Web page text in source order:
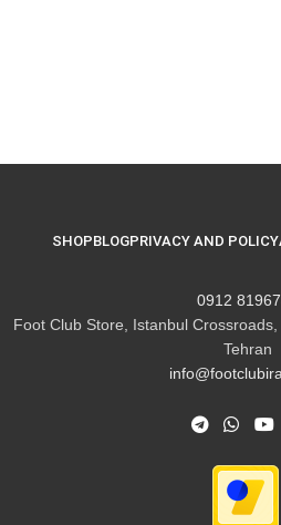
PRIVACY AND POLICY
BLOG
SHOP
8196749
Foot Club Store, Istanbul
Tehran